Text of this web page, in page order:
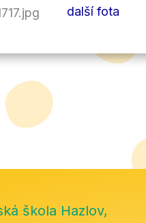
další fota
škola Hazlov,